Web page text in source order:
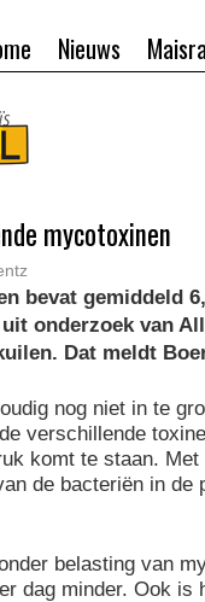
Nieuws
mycotoxinen
bevat gemiddeld
onderzoek van
Dat meldt
nog niet in te
verschillende
komt te staan. Met
de bacteriën in de
belasting van
dag minder. Ook is